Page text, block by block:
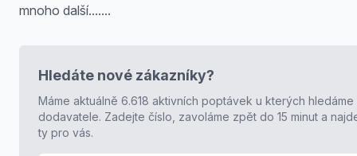
mnoho další.......
Hledáte nové zákazníky?
Máme aktuálně 6.618 aktivních poptávek u kterých hledáme
dodavatele. Zadejte číslo, zavoláme zpět do 15 minut a
ty pro vás.